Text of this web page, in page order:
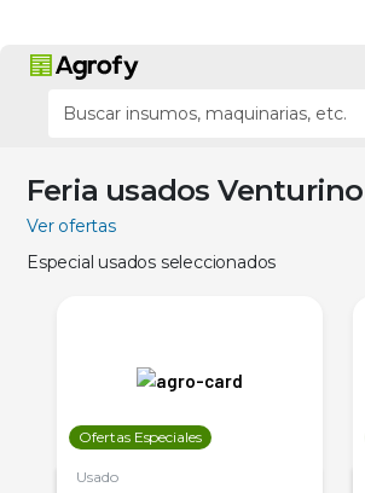
Feria usados Venturino
Ver ofertas
Especial usados seleccionados
Ofertas Especiales
Usado